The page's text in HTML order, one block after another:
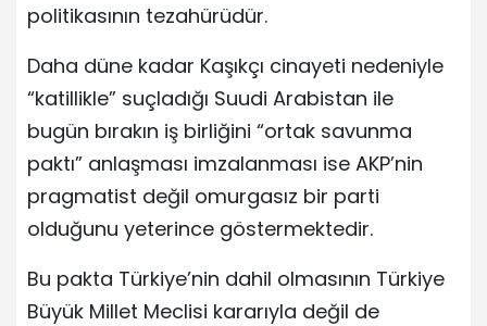
politikasının tezahürüdür.
Daha düne kadar Kaşıkçı cinayeti nedeniyle
“katillikle” suçladığı Suudi Arabistan ile
bugün bırakın iş birliğini “ortak savunma
paktı” anlaşması imzalanması ise AKP’nin
pragmatist değil omurgasız bir parti
olduğunu yeterince göstermektedir.
Bu pakta Türkiye’nin dahil olmasının Türkiye
Büyük Millet Meclisi kararıyla değil de